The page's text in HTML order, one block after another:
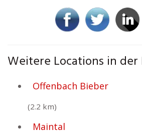
Weitere Locations in der
Offenbach Bieber
(2.2 km)
Maintal